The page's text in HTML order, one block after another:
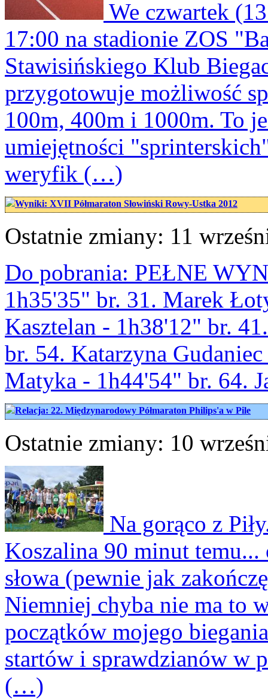
We czwartek
17:00 na stadionie ZOS
Stawisińskiego Klub
przygotowuje możliwość
100m, 400m i 1000m. To
umiejętności
weryfik (…)
Wyniki: XVII Półmaraton Słowiński Rowy-Ustka 2012
Ostatnie zmiany: 11
Do pobrania: PEŁNE
1h35'35" br. 31. Marek
Kasztelan - 1h38'12" br.
br. 54. Katarzyna
Matyka - 1h44'54" br. 64.
Relacja: 22. Międzynarodowy Półmaraton Philips'a w Pile
Ostatnie zmiany: 10
Na gorąco z
Koszalina 90 minut temu...
słowa (pewnie jak
Niemniej chyba nie ma to
początków mojego
startów i sprawdzianów w
(…)